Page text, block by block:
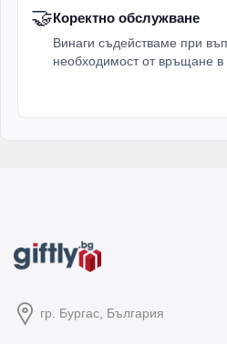
🤝Коректно обслужване
Винаги съдействаме при
необходимост от връщане в
гр. Бургас, България